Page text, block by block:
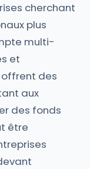
cherchant
plus
multi-
et
offrent des
aux
des fonds
être